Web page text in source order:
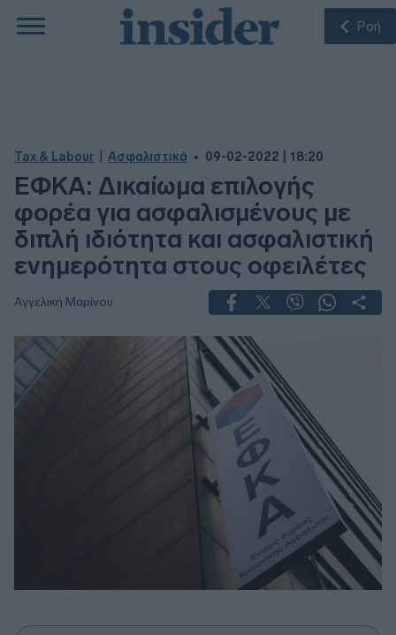
Ροή
Tax & Labour Ασφαλιστικά 09-02-2022 | 18:20
ΕΦΚΑ: Δικαίωμα επιλογής
φορέα για ασφαλισμένους με
διπλή ιδιότητα και ασφαλιστική
ενημερότητα στους οφειλέτες
Αγγελική Μαρίνου